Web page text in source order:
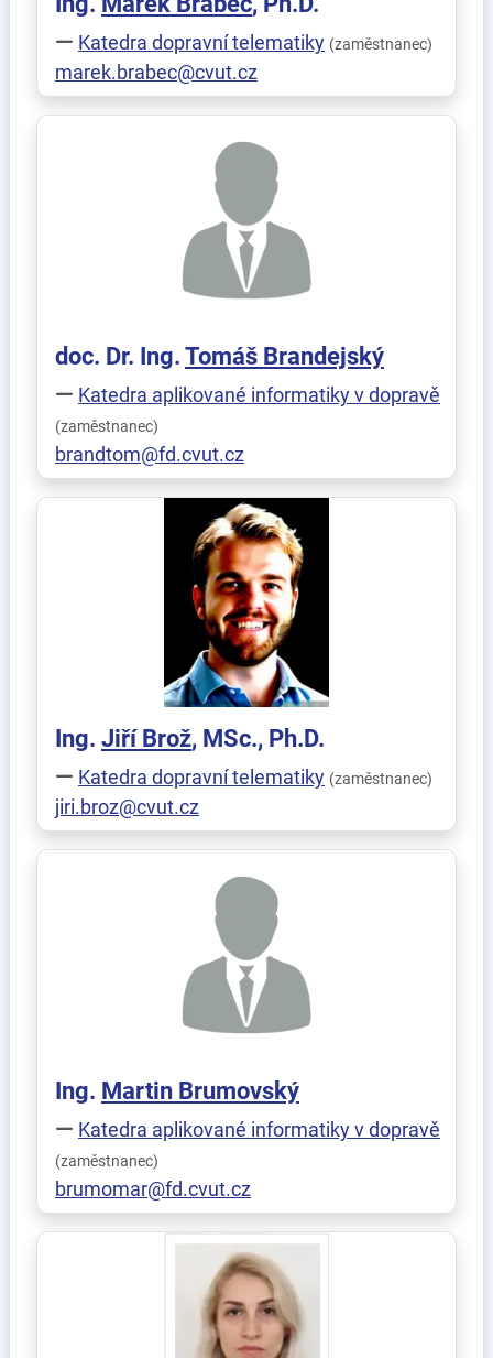
Katedra dopravní telematiky (zaměstnanec)
marek.brabec@cvut.cz
doc. Dr. Ing. Tomáš Brandejský
Katedra aplikované informatiky v dopravě
(zaměstnanec)
brandtom@fd.cvut.cz
Ing. Jiří Brož, MSc., Ph.D.
Katedra dopravní telematiky (zaměstnanec)
jiri.broz@cvut.cz
Ing. Martin Brumovský
Katedra aplikované informatiky v dopravě
(zaměstnanec)
brumomar@fd.cvut.cz